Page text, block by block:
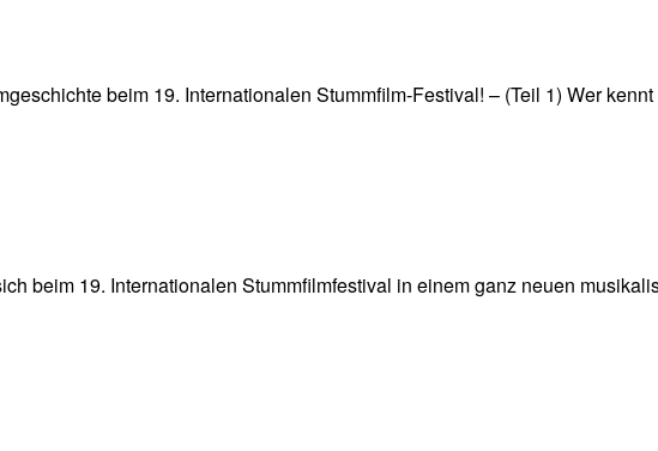
beim 19. Internationalen Stummfilm-Festival! – (Teil 1) Wer
beim 19. Internationalen Stummfilmfestival in einem ganz neuen